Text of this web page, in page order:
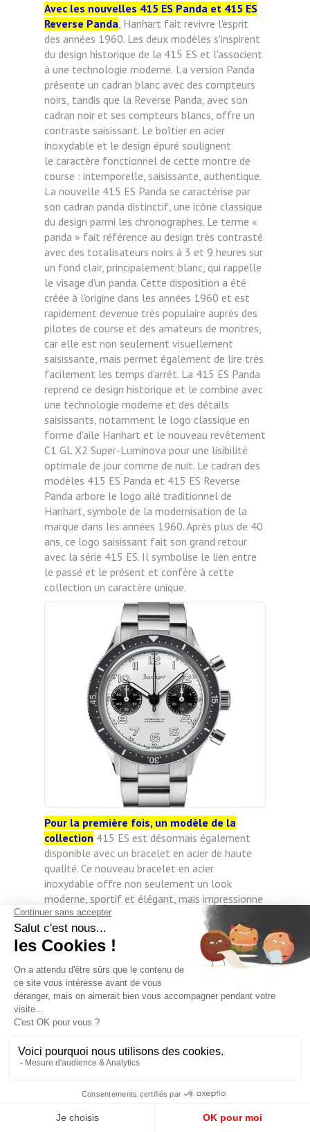
Avec les nouvelles 415 ES Panda et 415 ES
Reverse Panda , Hanhart fait revivre l'esprit
des années 1960. Les deux modèles s'inspirent
du design historique de la 415 ES et l'associent
à une technologie moderne. La version Panda
présente un cadran blanc avec des compteurs
noirs, tandis que la Reverse Panda, avec son
cadran noir et ses compteurs blancs, offre un
contraste saisissant. Le boîtier en acier
inoxydable et le design épuré soulignent
le caractère fonctionnel de cette montre de
course : intemporelle, saisissante, authentique.
La nouvelle 415 ES Panda se caractérise par
son cadran panda distinctif, une icône classique
du design parmi les chronographes. Le terme «
panda » fait référence au design très contrasté
avec des totalisateurs noirs à 3 et 9 heures sur
un fond clair, principalement blanc, qui rappelle
le visage d'un panda. Cette disposition a été
créée à l'origine dans les années 1960 et est
rapidement devenue très populaire auprès des
pilotes de course et des amateurs de montres,
car elle est non seulement visuellement
saisissante, mais permet également de lire très
facilement les temps d'arrêt. La 415 ES Panda
reprend ce design historique et le combine avec
une technologie moderne et des détails
saisissants, notamment le logo classique en
forme d'aile Hanhart et le nouveau revêtement
C1 GL X2 Super-Luminova pour une lisibilité
optimale de jour comme de nuit. Le cadran des
modèles 415 ES Panda et 415 ES Reverse
Panda arbore le logo ailé traditionnel de
Hanhart, symbole de la modernisation de la
marque dans les années 1960. Après plus de 40
ans, ce logo saisissant fait son grand retour
avec la série 415 ES. Il symbolise le lien entre
le passé et le présent et confère à cette
collection un caractère unique.
Pour la première fois, un modèle de la
collection 415 ES est désormais également
disponible avec un bracelet en acier de haute
qualité. Ce nouveau bracelet en acier
inoxydable offre non seulement un look
moderne, sportif et élégant, mais impressionne
également par son fermoir déployant pratique
avec réglage fin sans outil, une fonction
fréquemment demandée par de nombreux
clients. Ce mécanisme innovant permet de
régler rapidement et facilement la longueur du
bracelet jusqu'à 10 mm. Il suffit d'appuyer sur
un petit bouton situé sur le fermoir pour que le
bracelet s'ajuste en douceur et
toujours un ajustement parfait sans avoir
besoin d'outils ou de connaissances spécialisées.
forme d'aile sur le fermoir, qui non seulement
rend la marque visible, mais symbolise
également la plus haute qualité et la tradition.